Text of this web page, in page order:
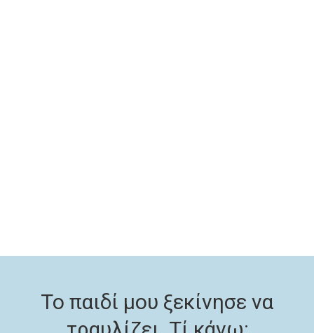
Το παιδί μου ξεκίνησε να